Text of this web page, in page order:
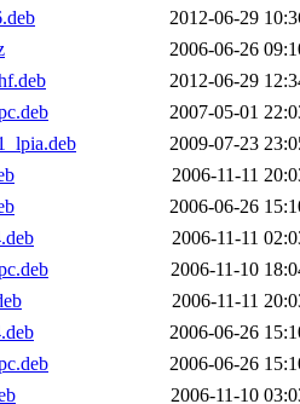
2012-06-29
2006-06-26
2012-06-29
2007-05-01
2009-07-23
2006-11-11
2006-06-26
2006-11-11
2006-11-10
2006-11-11
2006-06-26
2006-06-26
2006-11-10